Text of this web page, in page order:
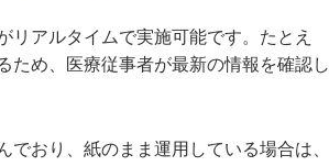
リアルタイムで実施可能です。たとえ
ため、医療従事者が最新の情報を確認し
おり、紙のまま運用している場合は、